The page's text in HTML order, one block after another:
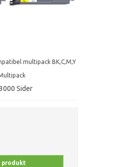
multipack BK,C,M,Y
Sider
produkt